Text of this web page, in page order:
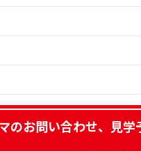
のお問い合わせ、見学